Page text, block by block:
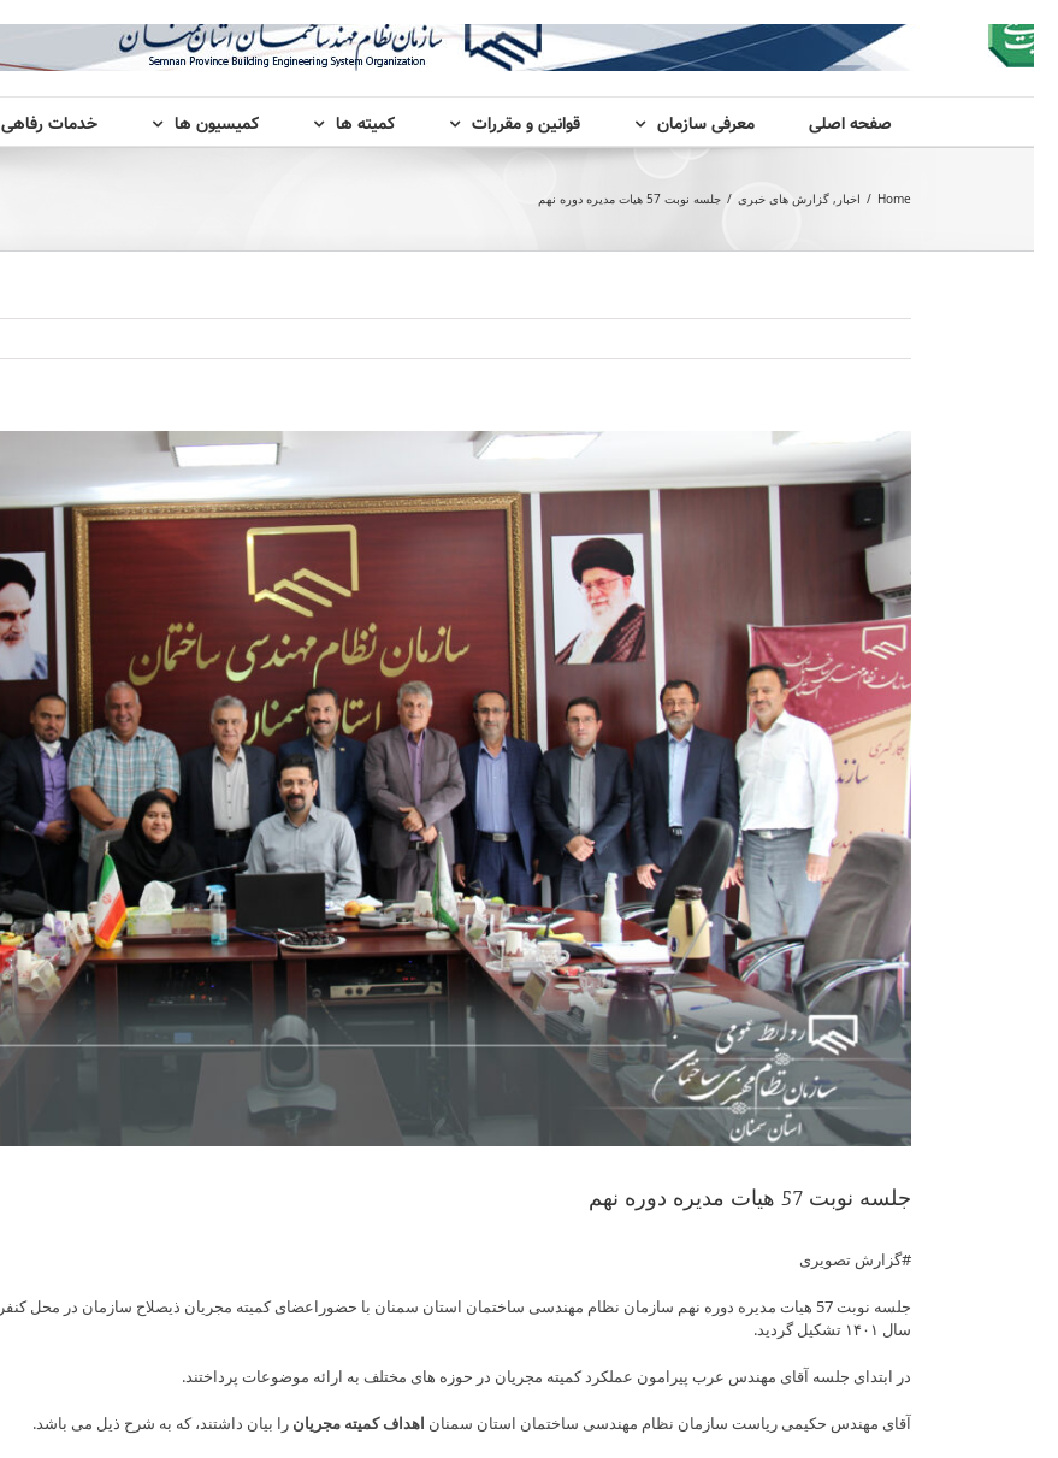
صفحه اصلی معرفی سازمان قوانین و مقررات کمیته ها کمیسیون ها خدمات رفاهی
Home
/ اخبار , گزارش های خبری / جلسه نوبت 57 هیات مدیره دوره نهم
View
Larger
Image
جلسه نوبت 57 هیات مدیره دوره نهم
#گزارش تصویری
سال ۱۴۰۱ تشکیل گردید.
در ابتدای جلسه آقای مهندس عرب پیرامون عملکرد کمیته مجریان در حوزه های مختلف به ارائه موضوعات پرداختند.
آقای مهندس حکیمی ریاست سازمان نظام مهندسی ساختمان استان سمنان اهداف کمیته مجریان را بیان داشتند، که به شرح ذیل می باشد.